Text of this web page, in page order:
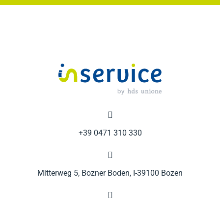

+39 0471 310 330

Mitterweg 5, Bozner Boden, I-39100 Bozen
